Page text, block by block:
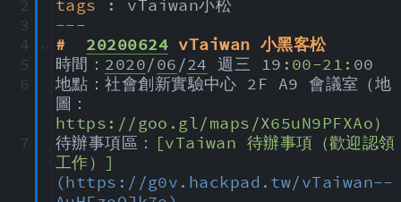
2
tags : vTaiwan小松
3
---
4
# 20200624 vTaiwan 小黑客松
5
時間： 2020/06 /24 週三 19 :00-21: 00
6
地點：社會創新實驗中心 2F A9 會議室（地
圖：
https://goo.gl/maps/X65uN9PFXAo）
7
待辦事項區： [vTaiwan 待辦事項（歡迎認領
工作）]
(https://g0v.hackpad.tw/vTaiwan--